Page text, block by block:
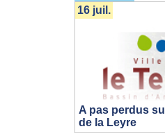
A pas perdus
de la Leyre
16 juil.